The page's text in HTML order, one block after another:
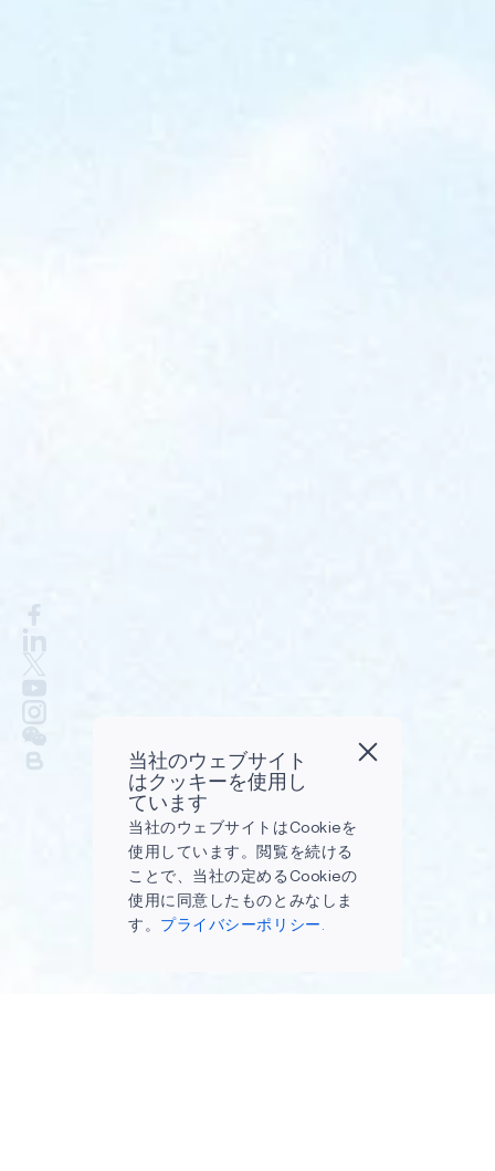
当社のウェブサイト
はクッキーを使用し
ています
当社のウェブサイトはCookieを
使用しています。閲覧を続ける
ことで、当社の定めるCookieの
使用に同意したものとみなしま
す。 プライバシーポリシー.